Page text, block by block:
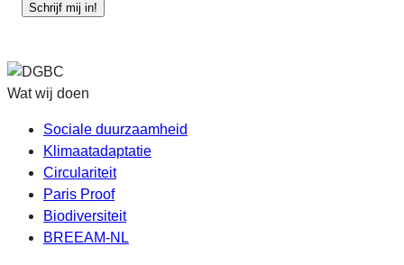
Schrijf mij in!
Wat wij doen
Sociale duurzaamheid
Klimaatadaptatie
Circulariteit
Paris Proof
Biodiversiteit
BREEAM-NL